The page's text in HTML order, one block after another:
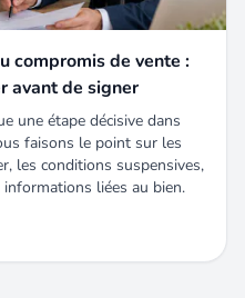
compromis de vente :
avant de signer
une étape décisive dans
faisons le point sur les
les conditions suspensives,
liées au bien.